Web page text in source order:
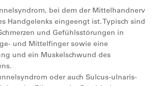
bei dem der Mittelhandnerv
Handgelenks eingeengt ist. Typisch sind
und Gefühlsstörungen in
und Mittelfinger sowie eine
und ein Muskelschwund des
oder auch Sulcus-ulnaris-